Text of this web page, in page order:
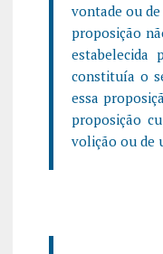
vontade ou
proposição
estabelecida
constituía o
essa
proposição
volição ou de